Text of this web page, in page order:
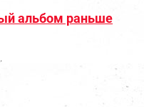
альбом раньше